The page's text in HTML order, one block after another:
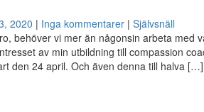
2020 | Inga kommentarer | Självsnäll
behöver vi mer än någonsin arbeta med
av min utbildning till compassion
den 24 april. Och även denna till halva […]